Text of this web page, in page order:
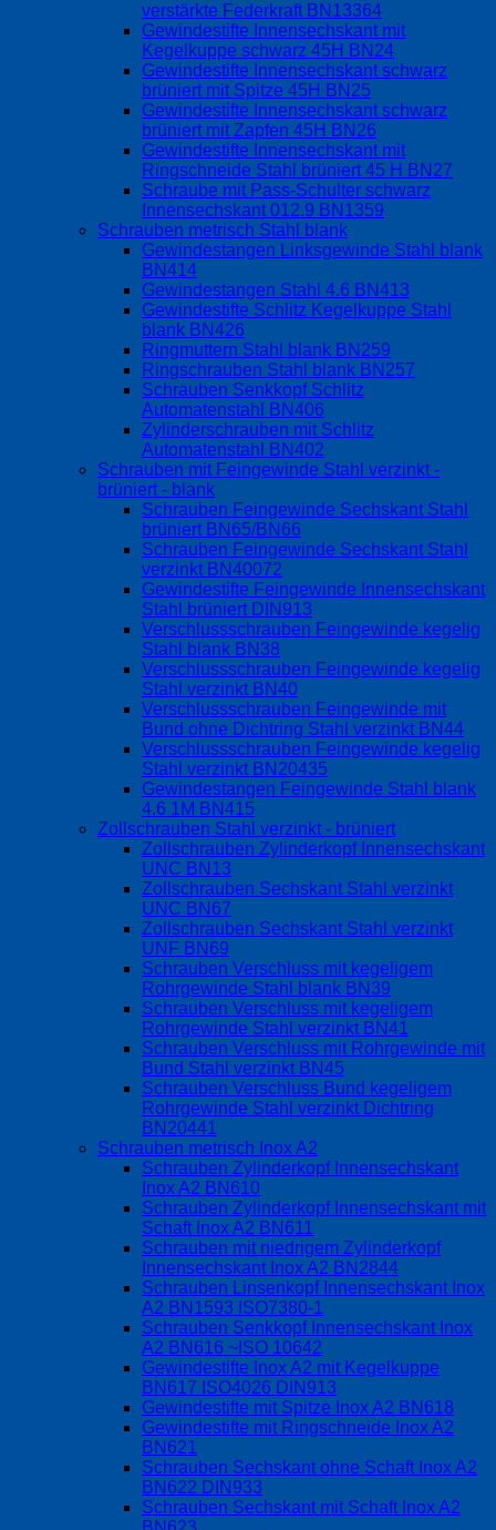
verstärkte Federkraft BN13364
Gewindestifte Innensechskant mit
Kegelkuppe schwarz 45H BN24
Gewindestifte Innensechskant schwarz
brüniert mit Spitze 45H BN25
Gewindestifte Innensechskant schwarz
brüniert mit Zapfen 45H BN26
Gewindestifte Innensechskant mit
Ringschneide Stahl brüniert 45 H BN27
Schraube mit Pass-Schulter schwarz
Innensechskant 012.9 BN1359
Schrauben metrisch Stahl blank
Gewindestangen Linksgewinde Stahl blank
BN414
Gewindestangen Stahl 4.6 BN413
Gewindestifte Schlitz Kegelkuppe Stahl
blank BN426
Ringmuttern Stahl blank BN259
Ringschrauben Stahl blank BN257
Schrauben Senkkopf Schlitz
Automatenstahl BN406
Zylinderschrauben mit Schlitz
Automatenstahl BN402
Schrauben mit Feingewinde Stahl verzinkt -
brüniert - blank
Schrauben Feingewinde Sechskant Stahl
brüniert BN65/BN66
Schrauben Feingewinde Sechskant Stahl
verzinkt BN40072
Gewindestifte Feingewinde Innensechskant
Stahl brüniert DIN913
Verschlussschrauben Feingewinde kegelig
Stahl blank BN38
Verschlussschrauben Feingewinde kegelig
Stahl verzinkt BN40
Verschlussschrauben Feingewinde mit
Bund ohne Dichtring Stahl verzinkt BN44
Verschlussschrauben Feingewinde kegelig
Stahl verzinkt BN20435
Gewindestangen Feingewinde Stahl blank
4.6 1M BN415
Zollschrauben Stahl verzinkt - brüniert
Zollschrauben Zylinderkopf Innensechskant
UNC BN13
Zollschrauben Sechskant Stahl verzinkt
UNC BN67
Zollschrauben Sechskant Stahl verzinkt
UNF BN69
Schrauben Verschluss mit kegeligem
Rohrgewinde Stahl blank BN39
Schrauben Verschluss mit kegeligem
Rohrgewinde Stahl verzinkt BN41
Schrauben Verschluss mit Rohrgewinde mit
Bund Stahl verzinkt BN45
Schrauben Verschluss Bund kegeligem
Rohrgewinde Stahl verzinkt Dichtring
BN20441
Schrauben metrisch Inox A2
Schrauben Zylinderkopf Innensechskant
Inox A2 BN610
Schrauben Zylinderkopf Innensechskant mit
Schaft Inox A2 BN611
Schrauben mit niedrigem Zylinderkopf
Innensechskant Inox A2 BN2844
Schrauben Linsenkopf Innensechskant Inox
A2 BN1593 ISO7380-1
Schrauben Senkkopf Innensechskant Inox
A2 BN616 ~ISO 10642
Gewindestifte Inox A2 mit Kegelkuppe
BN617 ISO4026 DIN913
Gewindestifte mit Spitze Inox A2 BN618
Gewindestifte mit Ringschneide Inox A2
BN621
Schrauben Sechskant ohne Schaft Inox A2
BN622 DIN933
Schrauben Sechskant mit Schaft Inox A2